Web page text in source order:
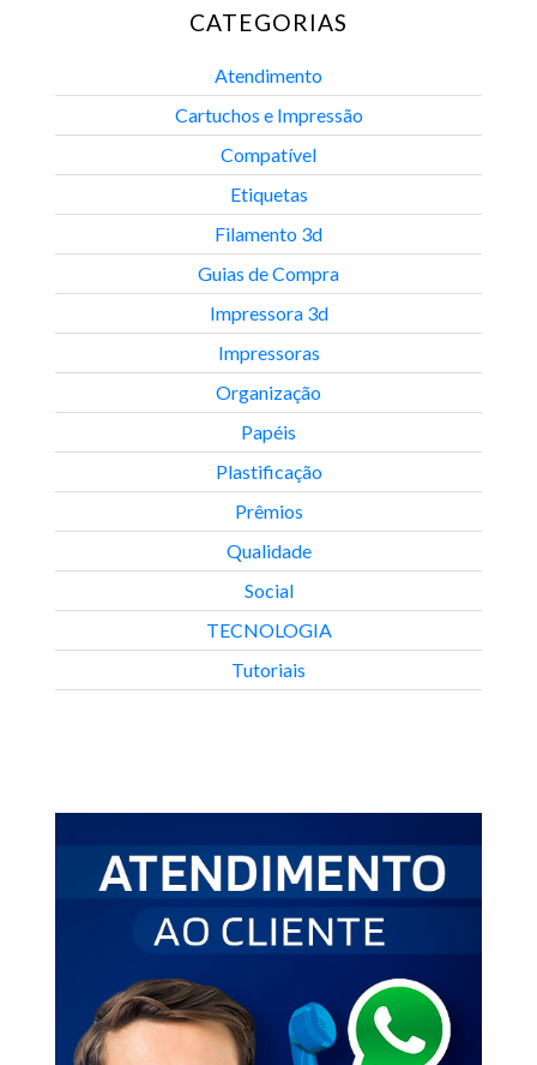
CATEGORIAS
Atendimento
Cartuchos e Impressão
Compatível
Etiquetas
Filamento 3d
Guias de Compra
Impressora 3d
Impressoras
Organização
Papéis
Plastificação
Prêmios
Qualidade
Social
TECNOLOGIA
Tutoriais